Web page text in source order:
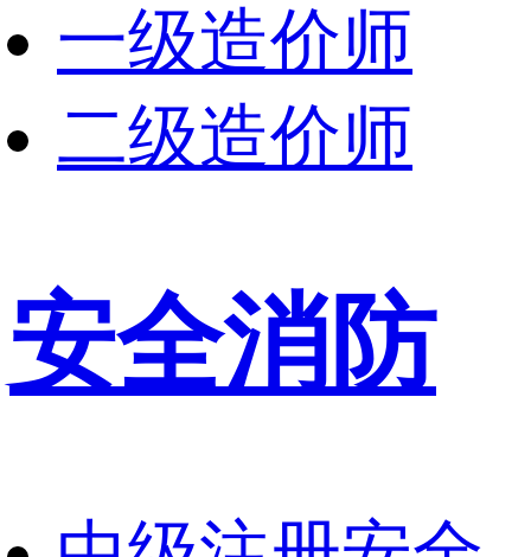
一级造价师
二级造价师
安全消防